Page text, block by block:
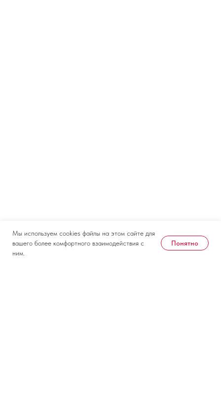
Мы используем cookies файлы на этом сайте для
вашего более комфортного взаимодействия с
ним.
Понятно